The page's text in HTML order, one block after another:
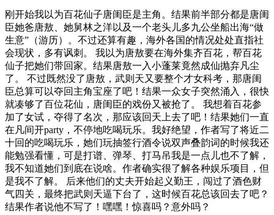
刚开始我以为百花仙子唐闺臣是主角。结果前半部分都是唐闺
臣她爸唐敖、她舅林之洋以及一个老头儿多九公坐船出海“做
生意”（游历）。不过还算有趣，海外各国的情况处处直指社
会现状，多有讽刺。 我以为唐敖要在海外集齐百花，帮百花
仙子把她们带回家。结果唐敖一入小蓬莱竟然成仙抛弃凡尘
了。 不过既然没了唐敖，武则天又要整个才女科考，那唐闺
臣总算可以夺回主角宝座了吧！结果一众女子突然涌入，很快
就凑够了百位花仙，唐闺臣的戏份又被抢了。 我想着百花参
加了女试，夺得了名次，那应该回天上去了吧！结果她们一直
在凡间开party，不停地吃喝玩乐。我好绝望，作者写了将近二
十回的吃喝玩乐，她们玩抽签行酒令说双声叠韵词的时候我还
能勉强看懂，可是打谱、弹琴、打马吊我是一点儿也不了解，
我不知道她们到底在说啥。作者确实很了解各种娱乐项目，但
是我不了解。 后来他们的丈夫开始起义勤王，闯过了酒色财
气四关，最终把武则天逼下台了，这时候百花总该回去了吧？
结果作者说他不写了！嘿嘿！惊喜吗？意外吗？